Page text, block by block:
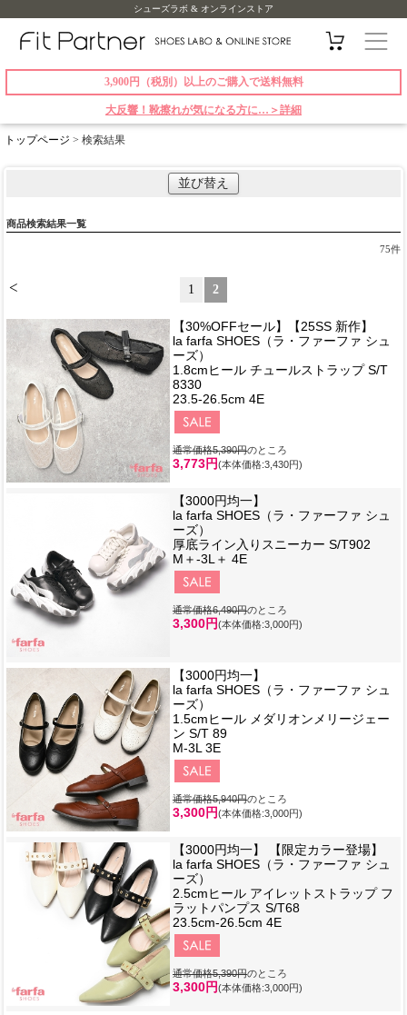
シューズラボ & オンラインストア
3,900円（税別）以上のご購入で送料無料
大反響！靴擦れが気になる方に…＞詳細
トップページ > 検索結果
並び替え
商品検索結果一覧
75件
< 1 2
【30%OFFセール】【25SS 新作】
la farfa SHOES（ラ・ファーファ シュ
ーズ）
1.8cmヒール チュールストラップ S/T
8330
23.5-26.5cm 4E
通常価格5,390円のところ
3,773円(本体価格:3,430円)
【3000円均一】
la farfa SHOES（ラ・ファーファ シュ
ーズ）
厚底ライン入りスニーカー S/T902
M＋-3L＋ 4E
通常価格6,490円のところ
3,300円(本体価格:3,000円)
【3000円均一】
la farfa SHOES（ラ・ファーファ シュ
ーズ）
1.5cmヒール メダリオンメリージェー
ン S/T 89
M-3L 3E
通常価格5,940円のところ
3,300円(本体価格:3,000円)
【3000円均一】 【限定カラー登場】
la farfa SHOES（ラ・ファーファ シュ
ーズ）
2.5cmヒール アイレットストラップ フ
ラットパンプス S/T68
23.5cm-26.5cm 4E
通常価格5,390円のところ
3,300円(本体価格:3,000円)